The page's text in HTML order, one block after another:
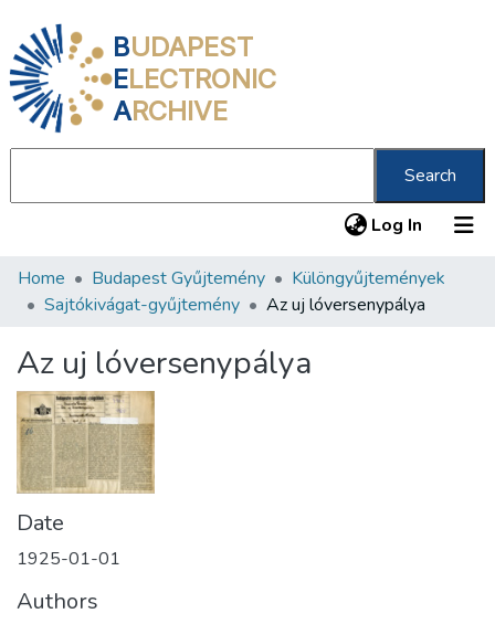
BUDAPEST
ELECTRONIC
ARCHIVE
Search
Log In (current)
Communities & Collections
Statistics
About us
Home Budapest Gyűjtemény
Különgyűjtemények
Sajtókivágat-gyűjtemény
Az uj lóversenypálya
Az uj lóversenypálya
Date
1925-01-01
Authors